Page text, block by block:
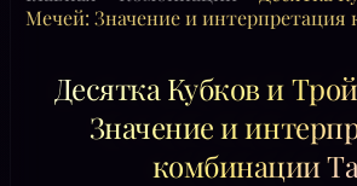
Мечей: Значение и интерпретация
Десятка Кубков и
Значение и
комбинации